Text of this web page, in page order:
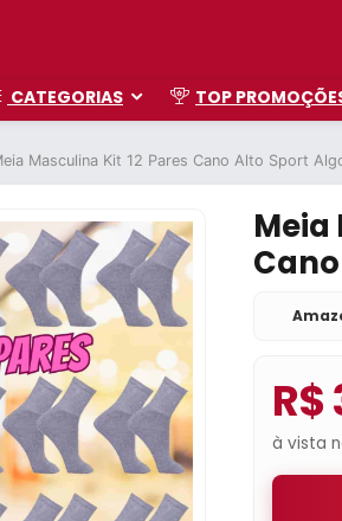
CATEGORIAS TOP
Masculina Kit 12 Pares Cano Alto Sport
Meia
R$
à vista